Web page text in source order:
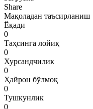
Share
Мақоладан таъсирланиш
Ёқади
0
Таҳсинга лойиқ
0
Хурсандчилик
0
Ҳайрон бўлмоқ
0
Тушкунлик
0